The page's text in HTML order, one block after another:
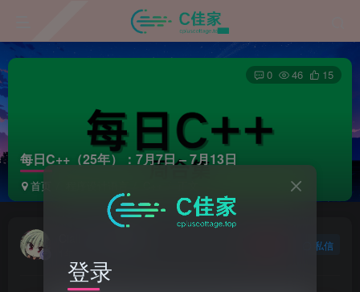
每日C++（25年）：7月7日 – 7月13日
首页
0 46 15
私信
登录